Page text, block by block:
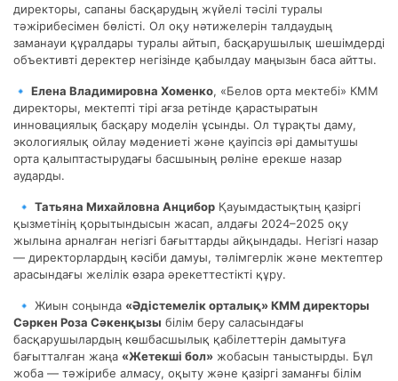
директоры, сапаны басқарудың жүйелі тәсілі туралы
тәжірибесімен бөлісті. Ол оқу нәтижелерін талдаудың
заманауи құралдары туралы айтып, басқарушылық шешімдерді
объективті деректер негізінде қабылдау маңызын баса айтты.
🔹 Елена Владимировна Хоменко, «Белов орта мектебі» КММ
директоры, мектепті тірі ағза ретінде қарастыратын
инновациялық басқару моделін ұсынды. Ол тұрақты даму,
экологиялық ойлау мәдениеті және қауіпсіз әрі дамытушы
орта қалыптастырудағы басшының рөліне ерекше назар
аударды.
🔹 Татьяна Михайловна Анцибор Қауымдастықтың қазіргі
қызметінің қорытындысын жасап, алдағы 2024–2025 оқу
жылына арналған негізгі бағыттарды айқындады. Негізгі назар
— директорлардың кәсіби дамуы, тәлімгерлік және мектептер
арасындағы желілік өзара әрекеттестікті құру.
🔹 Жиын соңында «Әдістемелік орталық» КММ директоры
Сәркен Роза Сәкенқызы білім беру саласындағы
басқарушылардың көшбасшылық қабілеттерін дамытуға
бағытталған жаңа «Жетекші бол» жобасын таныстырды. Бұл
жоба — тәжірибе алмасу, оқыту және қазіргі заманғы білім